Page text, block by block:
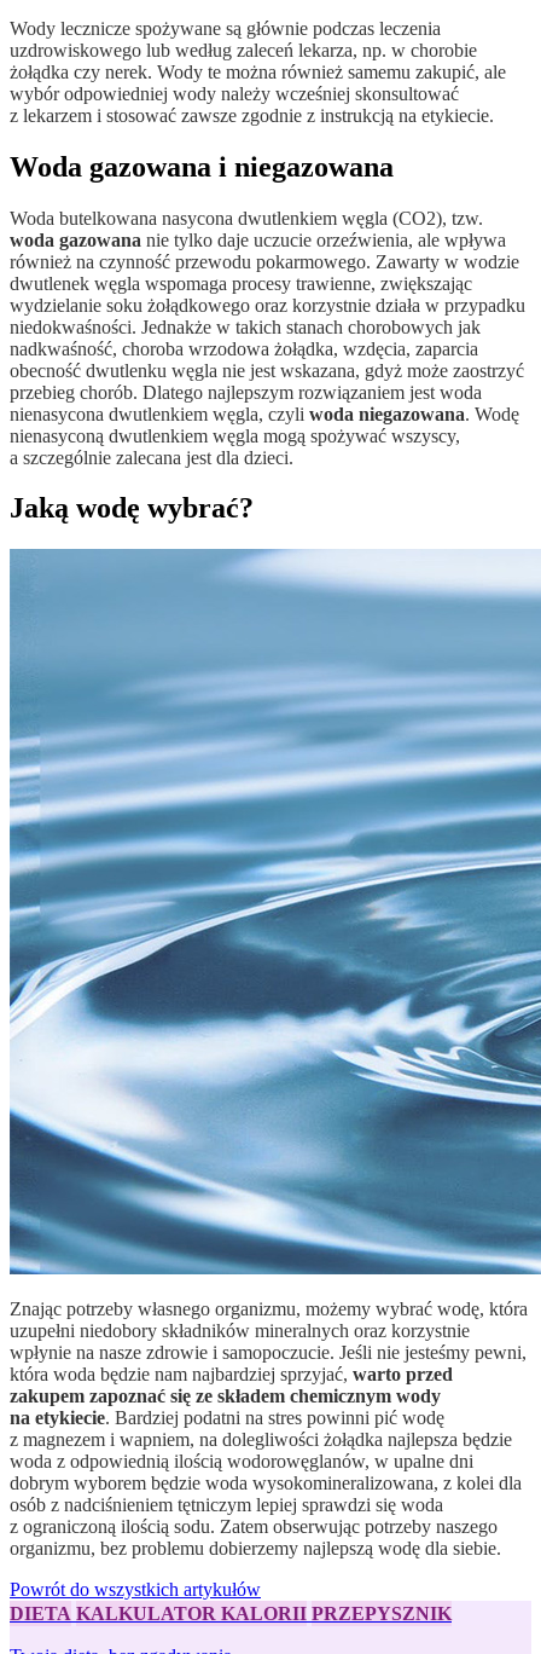
Wody lecznicze spożywane są głównie podczas leczenia
uzdrowiskowego lub według zaleceń lekarza, np. w chorobie
żołądka czy nerek. Wody te można również samemu zakupić, ale
wybór odpowiedniej wody należy wcześniej skonsultować
z lekarzem i stosować zawsze zgodnie z instrukcją na etykiecie.
Woda gazowana i niegazowana
Woda butelkowana nasycona dwutlenkiem węgla (CO2), tzw.
woda gazowana nie tylko daje uczucie orzeźwienia, ale wpływa
również na czynność przewodu pokarmowego. Zawarty w wodzie
dwutlenek węgla wspomaga procesy trawienne, zwiększając
wydzielanie soku żołądkowego oraz korzystnie działa w przypadku
niedokwaśności. Jednakże w takich stanach chorobowych jak
nadkwaśność, choroba wrzodowa żołądka, wzdęcia, zaparcia
obecność dwutlenku węgla nie jest wskazana, gdyż może zaostrzyć
przebieg chorób. Dlatego najlepszym rozwiązaniem jest woda
nienasycona dwutlenkiem węgla, czyli woda niegazowana. Wodę
nienasyconą dwutlenkiem węgla mogą spożywać wszyscy,
a szczególnie zalecana jest dla dzieci.
Jaką wodę wybrać?
Znając potrzeby własnego organizmu, możemy wybrać wodę, która
uzupełni niedobory składników mineralnych oraz korzystnie
wpłynie na nasze zdrowie i samopoczucie. Jeśli nie jesteśmy pewni,
która woda będzie nam najbardziej sprzyjać, warto przed
zakupem zapoznać się ze składem chemicznym wody
na etykiecie. Bardziej podatni na stres powinni pić wodę
z magnezem i wapniem, na dolegliwości żołądka najlepsza będzie
woda z odpowiednią ilością wodorowęglanów, w upalne dni
dobrym wyborem będzie woda wysokomineralizowana, z kolei dla
osób z nadciśnieniem tętniczym lepiej sprawdzi się woda
z ograniczoną ilością sodu. Zatem obserwując potrzeby naszego
organizmu, bez problemu dobierzemy najlepszą wodę dla siebie.
Powrót do wszystkich artykułów
DIETA KALKULATOR KALORII PRZEPYSZNIK